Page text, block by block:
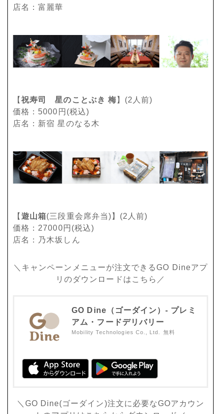
店名：富麗華
【祝寿司 星のことぶき 梅 】(2人前)
価格：5000円(税込)
店名：新宿 星のなる木
【遊山箱(三段重会席弁当)】(2人前)
価格：27000円(税込)
店名：乃木坂しん
＼キャンペーンメニューが注文できるGO Dineアプ
リのダウンロードはこちら／
GO Dine（ゴーダイン）- プレミ
アム・フードデリバリー
Mobility Technologies Co., Ltd. 無料
＼GO Dine(ゴーダイン)注文に必要なGOアカウン